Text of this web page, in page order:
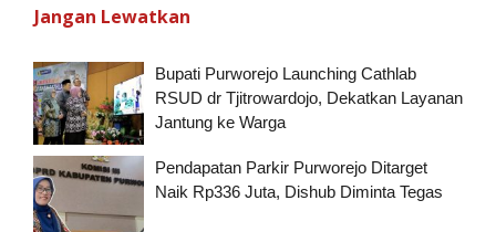
Jangan Lewatkan
Bupati Purworejo Launching Cathlab
RSUD dr Tjitrowardojo, Dekatkan Layanan
Jantung ke Warga
Pendapatan Parkir Purworejo Ditarget
Naik Rp336 Juta, Dishub Diminta Tegas